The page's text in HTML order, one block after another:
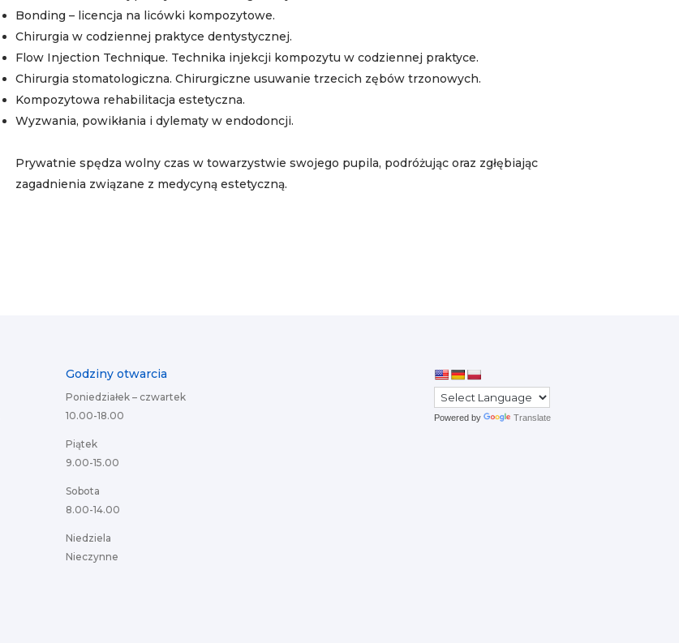
Bonding – licencja na licówki kompozytowe.
Chirurgia w codziennej praktyce dentystycznej.
Flow Injection Technique. Technika injekcji kompozytu w codziennej praktyce.
Chirurgia stomatologiczna. Chirurgiczne usuwanie trzecich zębów trzonowych.
Kompozytowa rehabilitacja estetyczna.
Wyzwania, powikłania i dylematy w endodoncji.
Prywatnie spędza wolny czas w towarzystwie swojego pupila, podróżując oraz zgłębiając
zagadnienia związane z medycyną estetyczną.
Godziny otwarcia
Poniedziałek – czwartek
10.00-18.00
Piątek
9.00-15.00
Sobota
8.00-14.00
Niedziela
Nieczynne
Powered by Translate